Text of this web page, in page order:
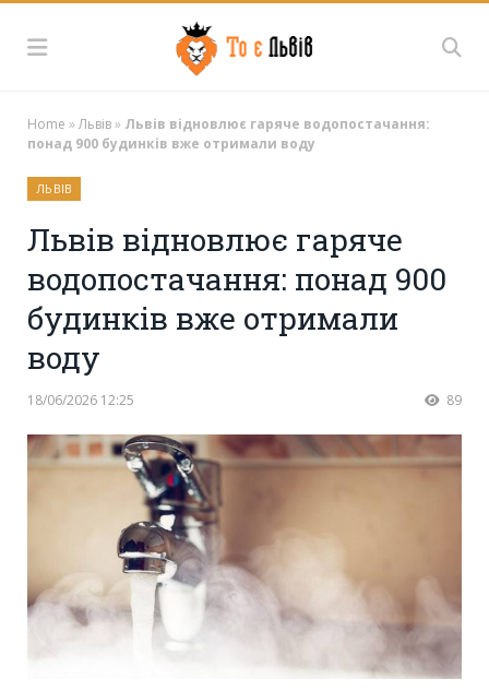
Home »Львів» Львів відновлює гаряче водопостачання:
понад 900 будинків вже отримали воду
ЛЬВІВ
Львів відновлює гаряче
водопостачання: понад 900
будинків вже отримали
воду
18/06/2026 12:25 89